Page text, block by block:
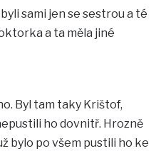
sami jen se sestrou a té
a ta měla jiné
Byl tam taky Krištof,
ho dovnitř. Hrozně
bylo po všem pustili ho ke